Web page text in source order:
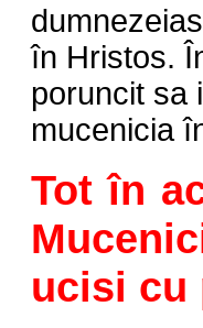
în Hristos.
poruncit sa
mucenicia
Tot în
ucisi cu